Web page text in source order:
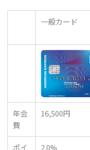
一般カード
年会
費
16,500円
ポイ
2.0%